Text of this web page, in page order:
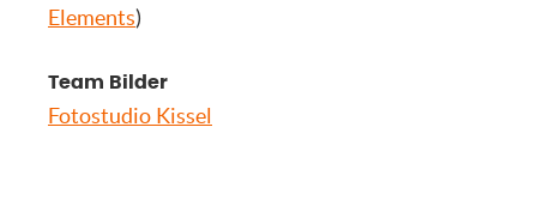
Elements)
Team Bilder
Fotostudio Kissel